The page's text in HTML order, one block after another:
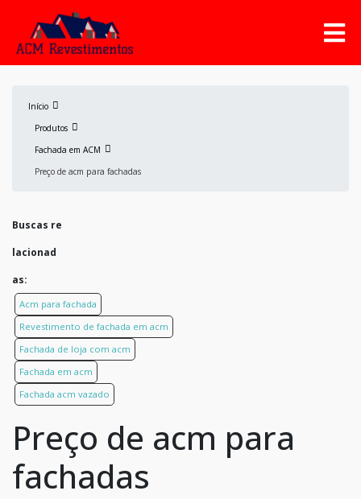
Início
Produtos
Fachada em ACM
Preço de acm para fachadas
Buscas re
lacionad
as:
Acm para fachada
Revestimento de fachada em acm
Fachada de loja com acm
Fachada em acm
Fachada acm vazado
Preço de acm para
fachadas